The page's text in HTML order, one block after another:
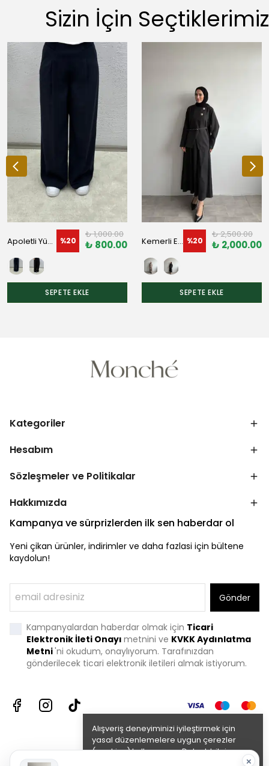
Alışveriş deneyiminizi iyileştirmek için
yasal düzenlemelere uygun çerezler
(cookies) kullanıyoruz. Detaylı bilgiye
Sizin İçin Seçtiklerimiz
Apoletli Yüksek Bel Pantolon %20
₺ 1,000.00
₺ 800.00
SEPETE EKLE
Kemerli Etekli Takım %20
₺ 2,500.00
₺ 2,000.00
SEPETE EKLE
Kategoriler
Hesabım
Sözleşmeler ve Politikalar
Hakkımızda
Kampanya ve sürprizlerden ilk sen haberdar ol
Yeni çikan ürünler, indirimler ve daha fazlasi için bültene
kaydolun!
Gönder
Kampanyalardan haberdar olmak için Ticari
Elektronik İleti Onayı metnini ve KVKK Aydınlatma
Metni'ni okudum, onaylıyorum. Tarafınızdan
gönderilecek ticari elektronik iletileri almak istiyorum.
×